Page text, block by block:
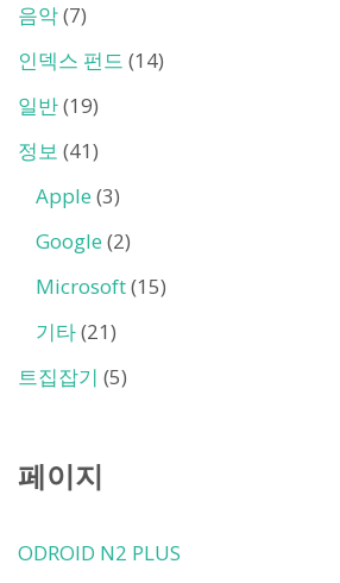
음악(7)
인덱스 펀드 (14)
일반(19)
정보 (41)
Apple (3)
Google (2)
Microsoft(15)
기타(21)
트집잡기 (5)
페이지
ODROID N2 PLUS